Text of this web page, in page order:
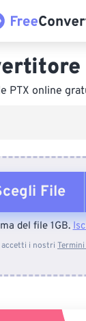
PTX online
File
Dal dispositivo
del file 1GB.
accetti i nostri